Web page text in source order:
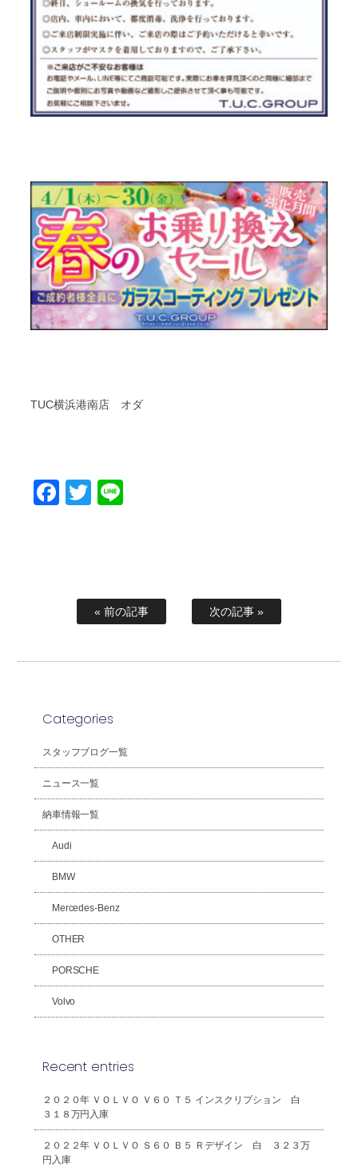
TUC横浜港南店 オダ
Facebook
Twitter
« 前の記事 次の記事 »
Categories
スタッフブログ一覧
ニュース一覧
納車情報一覧
Audi
BMW
Mercedes-Benz
OTHER
PORSCHE
Volvo
Recent entries
２０２０年 ＶＯＬＶＯ Ｖ６０ Ｔ５ インスクリプション 白
３１８万円入庫
２０２２年 ＶＯＬＶＯ Ｓ６０ Ｂ５ Ｒデザイン 白 ３２３万
円入庫